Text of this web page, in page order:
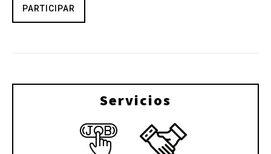
PARTICIPAR
Servicios